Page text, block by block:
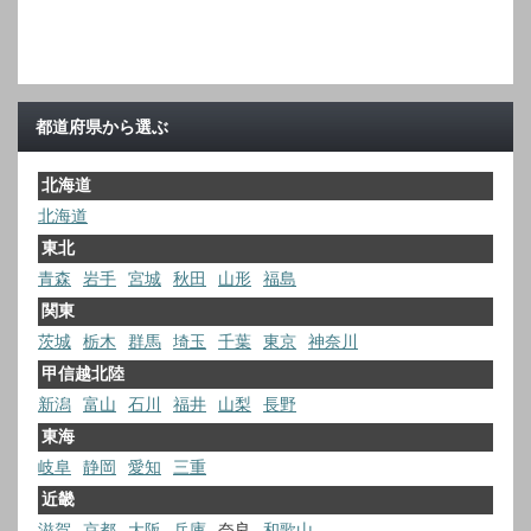
都道府県から選ぶ
北海道
北海道
東北
青森
岩手 宮城 秋田 山形
福島
関東
茨城
栃木 群馬 埼玉 千葉 東京
神奈川
甲信越北陸
新潟
富山 石川 福井 山梨
長野
東海
岐阜
静岡 愛知
三重
近畿